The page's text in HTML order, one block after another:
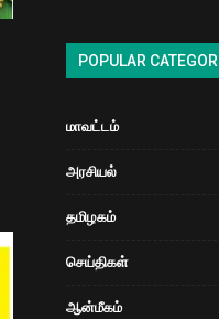
POPULAR
மாவட்டம்
அரசியல்
தமிழகம்
செய்திகள்
ஆன்மீகம்